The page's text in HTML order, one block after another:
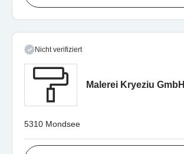
Nicht verifiziert
Malerei Kryeziu GmbH
5310 Mondsee